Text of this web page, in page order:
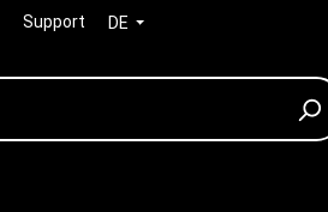
Support DE